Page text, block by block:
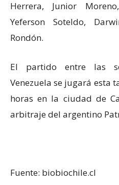
Herrera, Junior
Yeferson Soteldo,
Rondón.
El partido entre las
Venezuela se jugará esta
horas en la ciudad de
arbitraje del argentino
Fuente: biobiochile.cl